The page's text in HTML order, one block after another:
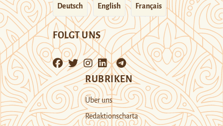
Deutsch English Français
FOLGT UNS
RUBRIKEN
Über uns
Redaktionscharta